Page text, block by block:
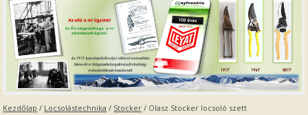
Viszonteladóknak Partnereink Kapcsolat
Kezdőlap / Locsolástechnika / Stocker / Olasz Stocker locsoló szett